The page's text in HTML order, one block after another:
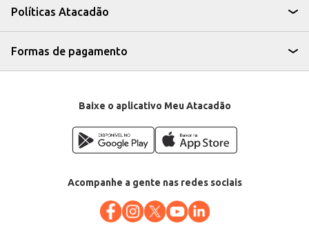
Políticas Atacadão
Formas de pagamento
Baixe o aplicativo Meu Atacadão
Acompanhe a gente nas redes sociais